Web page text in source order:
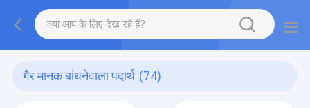
गैर मानक बांधनेवाला पदार्थ (74)